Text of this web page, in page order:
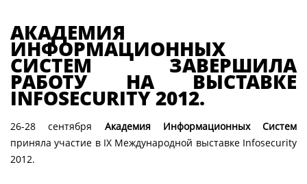
АКАДЕМИЯ
ИНФОРМАЦИОННЫХ
СИСТЕМ ЗАВЕРШИЛА
РАБОТУ НА ВЫСТАВКЕ
INFOSECURITY 2012.
26-28 сентября Академия Информационных Систем
приняла участие в IX Международной выставке Infosecurity
2012.